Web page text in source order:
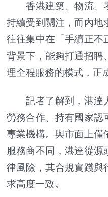
香港建築、物流、
持續受到關注，而內地
往往集中在「手續正不
背景下，能夠打通招聘
理全程服務的模式，正
記者了解到，港達
勞務合作、持有國家認
專業機構。與市面上僅
服務商不同，港達從源
律風險，其合規實踐與
求高度一致。